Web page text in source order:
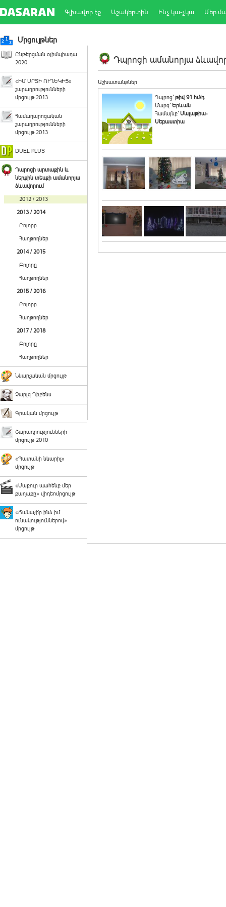
Գլխավոր էջ Աշակերտին Ինչ կա-չկա Մեր
Մրցույթներ
Ընթերցման օլիմպիադա
2020
«ԻՄ ՍՐՏԻ ՈՒՂԵԿԻՑ»
շարադրությունների
մրցույթ 2013
Համադպրոցական
շարադրությունների
մրցույթ 2013
DUEL PLUS
Դպրոցի արտաքին և
ներքին տեսքի ամանորյա
ձևավորում
2012 / 2013
2013 / 2014
Բոլորը
Հաղթողներ
2014 / 2015
Բոլորը
Հաղթողներ
2015 / 2016
Բոլորը
Հաղթողներ
2017 / 2018
Բոլորը
Հաղթողներ
Նկարչական մրցույթ
Չարլզ Դիքենս
Գրական մրցույթ
Շարադրությունների
մրցույթ 2010
«Պատանի նկարիչ»
մրցույթ
«Մաքուր պահենք մեր
քաղաքը» վիդեոմրցույթ
«Ճանաչի՛ր ինձ իմ
ունակություններով»
մրցույթ
Դպրոցի ամանորյա
Աշխատանքներ
Դպրոց`թիվ 91 հմ/դ
Մարզ`Երևան
Համայնք`Մալաթիա-
Սեբաստիա